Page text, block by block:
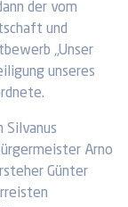
der vom
und
„Unser
unseres
Silvanus
Arno
Günter